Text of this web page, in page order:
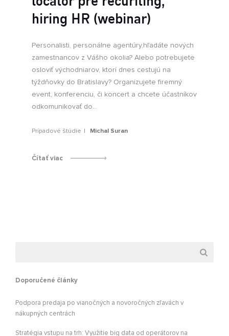
hiring HR (webinar)
Personalisti, personálne agentúry,hľadáte nových
zamestnancov z Vášho okolia? Alebo potrebujete
osloviť východniarov, ktorí dnes cestujú na
týždňovky do Bratislavy? Organizujete firemný
event, konferenciu, či koncert a chcete účastníkov
odkomunikovať do...
Prípadové štúdie Michal Suran
Čítať viac
Doporučené články
Podpora predaja po vianočných a novoročných zľavách v
nákupných centrách
Stratégia vstupu na trh: Využitie big data od operátorov na